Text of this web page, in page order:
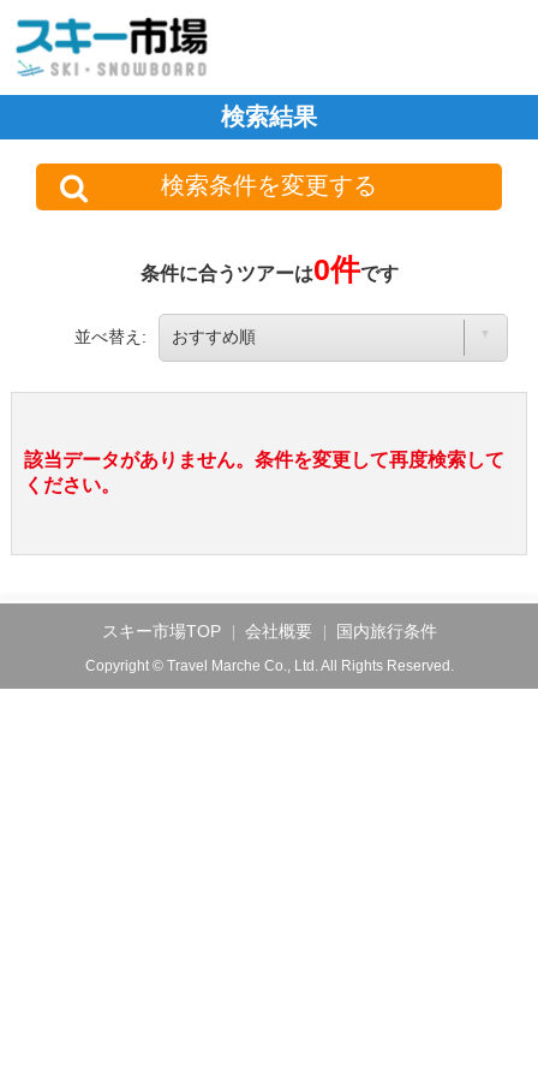
検索結果
検索条件を変更する
条件に合うツアーは0件です
並べ替え:
該当データがありません。条件を変更して再度検索して
ください。
スキー市場TOP 会社概要 国内旅行条件
Copyright © Travel Marche Co., Ltd. All Rights Reserved.